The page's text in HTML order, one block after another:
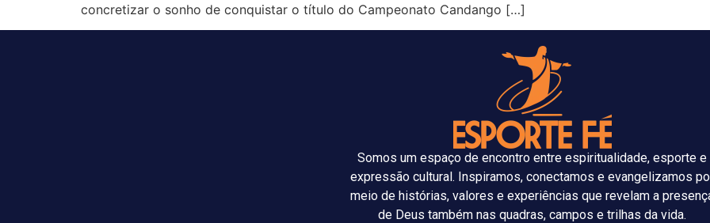
concretizar o sonho de conquistar o título do Campeonato Candango […]
Somos um espaço de encontro entre espiritualidade, esporte e
expressão cultural. Inspiramos, conectamos e evangelizamos
meio de histórias, valores e experiências que revelam a
de Deus também nas quadras, campos e trilhas da vida.